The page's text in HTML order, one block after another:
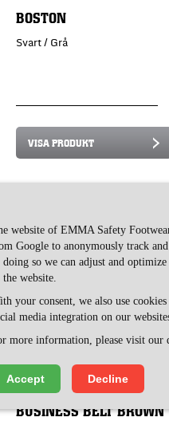
website of EMMA Safety
Google to anonymously track
so we can adjust and
website.
your consent, we also use
media integration on our
more information, please visit our
Accept Decline
BOSTON
Svart / Grå
VISA PRODUKT
BUSINESS BELT BROWN